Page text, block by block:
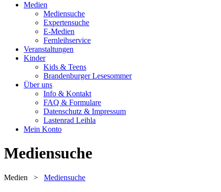
Medien
Mediensuche
Expertensuche
E-Medien
Fernleihservice
Veranstaltungen
Kinder
Kids & Teens
Brandenburger Lesesommer
Über uns
Info & Kontakt
FAQ & Formulare
Datenschutz & Impressum
Lastenrad Leihla
Mein Konto
Mediensuche
Medien > Mediensuche